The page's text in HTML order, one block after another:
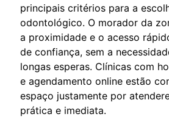
principais critérios para a
odontológico. O morador da
a proximidade e o acesso
de confiança, sem a
longas esperas. Clínicas com
e agendamento online estão
espaço justamente por
prática e imediata.